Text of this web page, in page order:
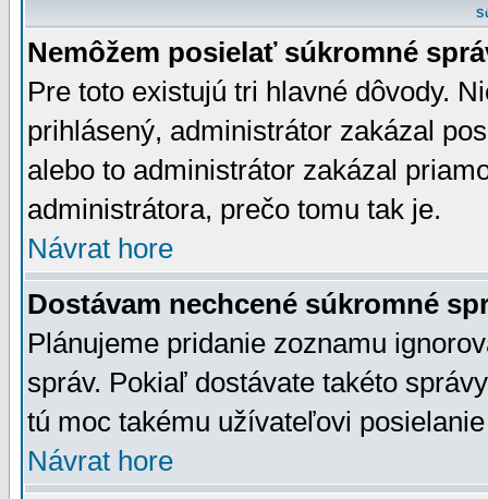
Nemôžem posielať súkromné
Pre toto existujú tri hlavné dôvody.
prihlásený, administrátor zakázal
alebo to administrátor zakázal
administrátora, prečo tomu tak je.
Návrat hore
Dostávam nechcené súkromné
Plánujeme pridanie zoznamu
správ. Pokiaľ dostávate takéto
tú moc takému užívateľovi
Návrat hore